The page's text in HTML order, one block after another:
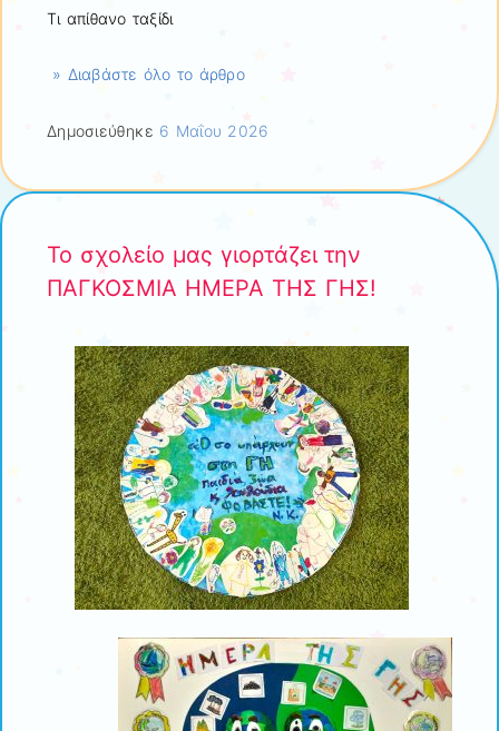
Τι απίθανο ταξίδι
» Διαβάστε όλο το άρθρο
Δημοσιεύθηκε 6 Μαΐου 2026
Το σχολείο μας γιορτάζει την
ΠΑΓΚΟΣΜΙΑ ΗΜΕΡΑ ΤΗΣ ΓΗΣ!